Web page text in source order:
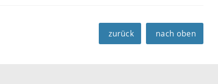
zurück nach oben